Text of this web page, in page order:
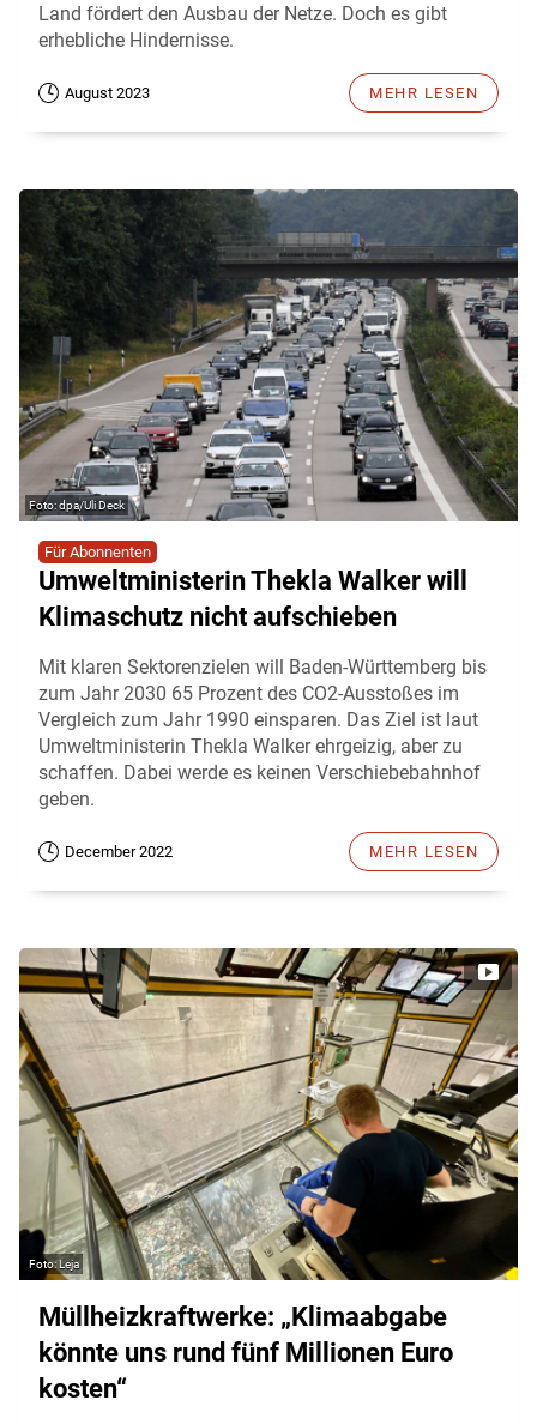
Land fördert den Ausbau der Netze. Doch es gibt
erhebliche Hindernisse.
August 2023 MEHR LESEN
dpa/Uli Deck
Für Abonnenten
Umweltministerin Thekla Walker will
Klimaschutz nicht aufschieben
Mit klaren Sektorenzielen will Baden-Württemberg bis
zum Jahr 2030 65 Prozent des CO2-Ausstoßes im
Vergleich zum Jahr 1990 einsparen. Das Ziel ist laut
Umweltministerin Thekla Walker ehrgeizig, aber zu
schaffen. Dabei werde es keinen Verschiebebahnhof
geben.
December 2022 MEHR LESEN
Leja
Müllheizkraftwerke: „Klimaabgabe
könnte uns rund fünf Millionen Euro
kosten“